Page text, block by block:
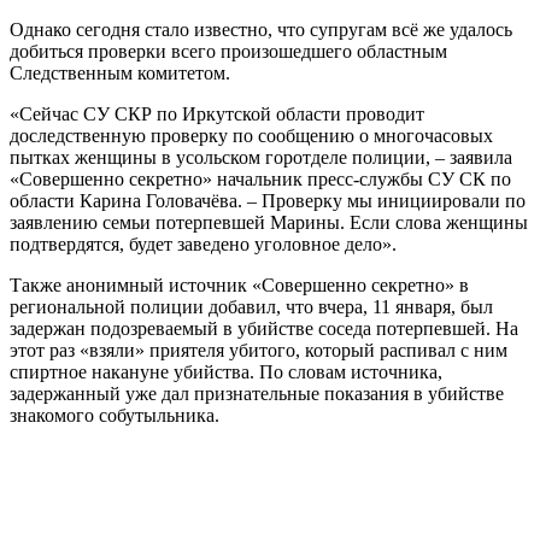
Однако сегодня стало известно, что супругам всё же удалось
добиться проверки всего произошедшего областным
Следственным комитетом.
«Сейчас СУ СКР по Иркутской области проводит
доследственную проверку по сообщению о многочасовых
пытках женщины в усольском горотделе полиции, – заявила
«Совершенно секретно» начальник пресс-службы СУ СК по
области Карина Головачёва. – Проверку мы инициировали по
заявлению семьи потерпевшей Марины. Если слова женщины
подтвердятся, будет заведено уголовное дело».
Также анонимный источник «Совершенно секретно» в
региональной полиции добавил, что вчера, 11 января, был
задержан подозреваемый в убийстве соседа потерпевшей. На
этот раз «взяли» приятеля убитого, который распивал с ним
спиртное накануне убийства. По словам источника,
задержанный уже дал признательные показания в убийстве
знакомого собутыльника.